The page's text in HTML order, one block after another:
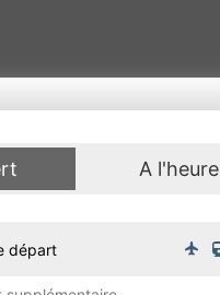
A l'heure